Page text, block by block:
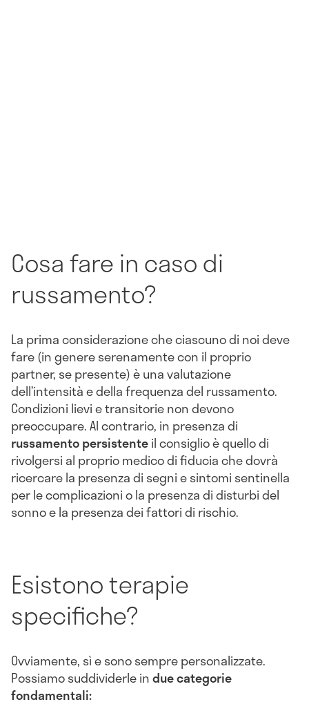
Cosa fare in caso di
russamento?
La prima considerazione che ciascuno di noi deve
fare (in genere serenamente con il proprio
partner, se presente) è una valutazione
dell’intensità e della frequenza del russamento.
Condizioni lievi e transitorie non devono
preoccupare. Al contrario, in presenza di
russamento persistenteil consiglio è quello di
rivolgersi al proprio medico di fiducia che dovrà
ricercare la presenza di segni e sintomi sentinella
per le complicazioni o la presenza di disturbi del
sonno e la presenza dei fattori di rischio.
Esistono terapie
specifiche?
Ovviamente, sì e sono sempre personalizzate.
Possiamo suddividerle indue categorie
fondamentali: